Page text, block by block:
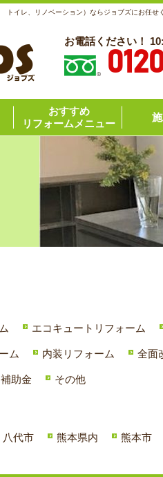
トイレ、リノベーション）ならジョブズにお任せ
お電話ください！
おすすめ
リフォームメニュー
エコキュートリフォーム
ム 内装リフォーム 全面
補助金 その他
八代市 熊本県内 熊本市